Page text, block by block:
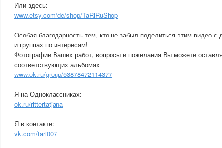
Или здесь:
www.etsy.com/de/shop/TaRiRuShop
Особая благодарность тем, кто не забыл поделиться этим видео с
и группах по интересам!
Фотографии Ваших работ, вопросы и пожелания Вы можете
соответствующих альбомах
www.ok.ru/group/53878472114377
Я на Одноклассниках:
ok.ru/rittertatjana
Я в контакте:
vk.com/tari007